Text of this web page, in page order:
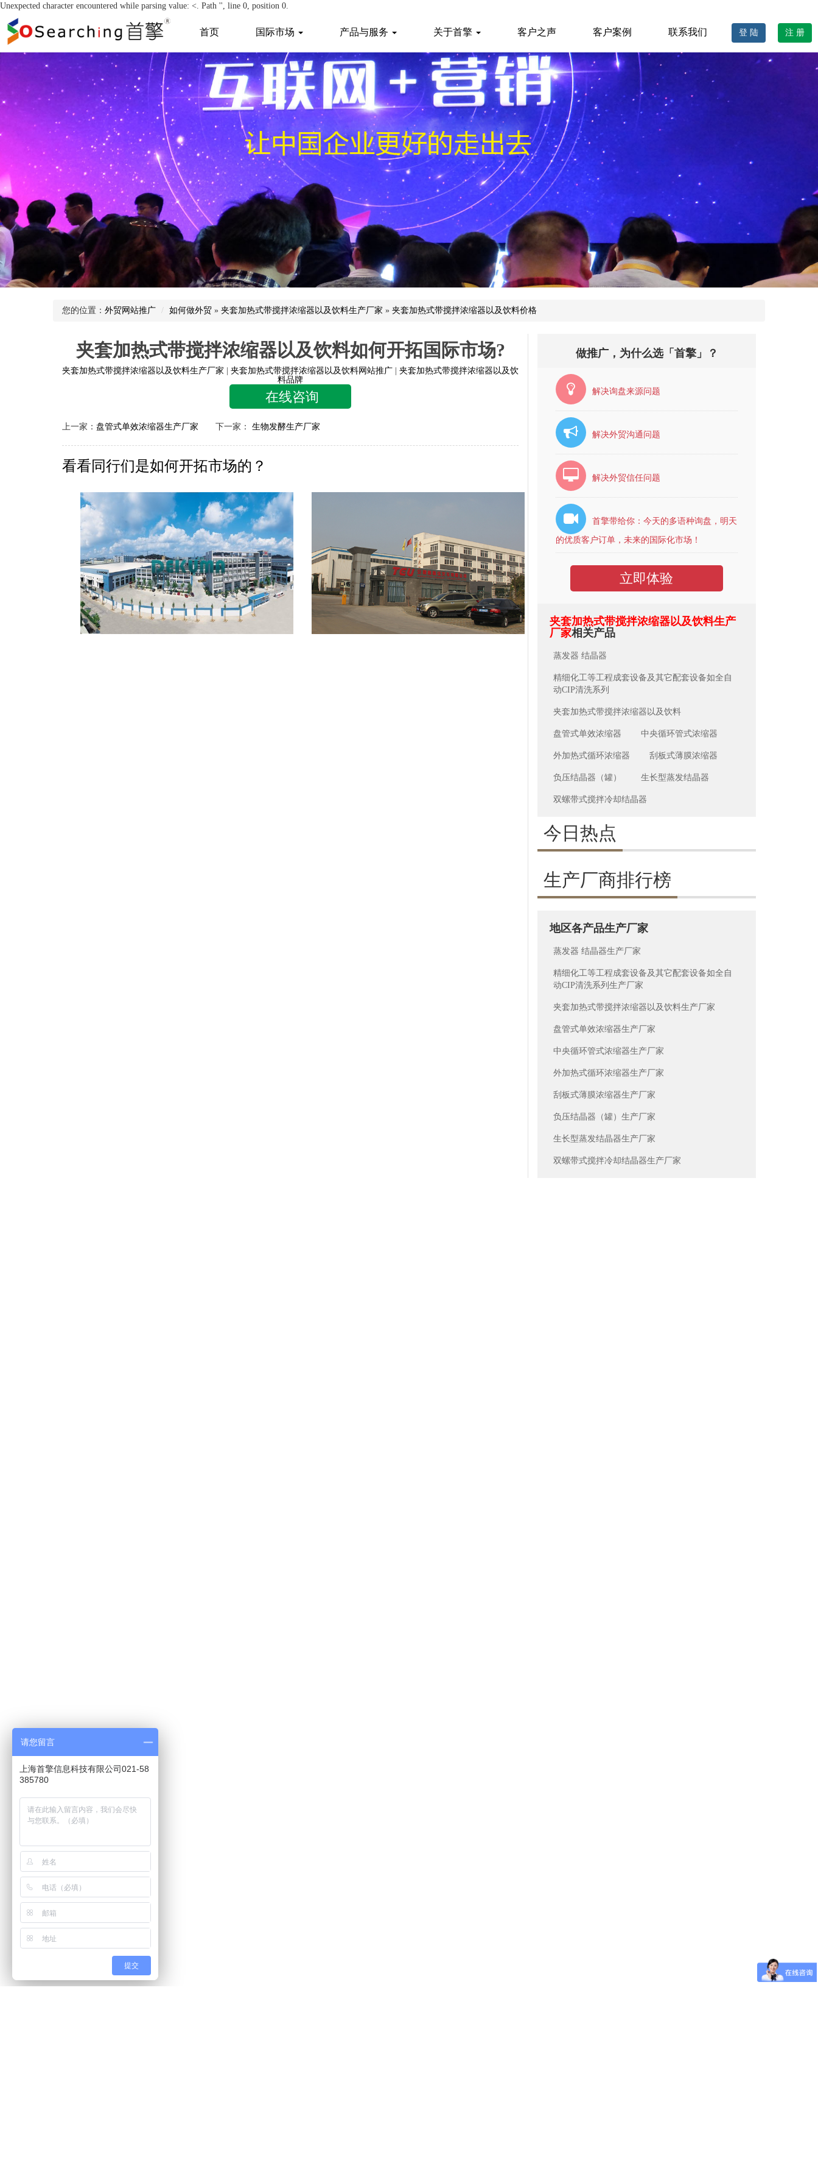
Unexpected character encountered while parsing value: <. Path '', line 0, position 0.
首页 国际市场 产品与服务 关于首擎 客户之声 客户案例 联系我们 登 陆 注 册
您的位置： 外贸网站推广 如何做外贸 » 夹套加热式带搅拌浓缩器以及饮料生产厂家 » 夹套加热式带搅拌浓缩器以及饮料价格
夹套加热式带搅拌浓缩器以及饮料如何开拓国际市场?
夹套加热式带搅拌浓缩器以及饮料生产厂家 | 夹套加热式带搅拌浓缩器以及饮料网站推广 | 夹套加热式带搅拌浓缩器以及饮
料品牌
在线咨询
上一家： 盘管式单效浓缩器生产厂家 下一家： 生物发酵生产厂家
看看同行们是如何开拓市场的？
做推广，为什么选「首擎」？
解决询盘来源问题
解决外贸沟通问题
解决外贸信任问题
首擎带给你：今天的多语种询盘，明天
的优质客户订单，未来的国际化市场！
立即体验
夹套加热式带搅拌浓缩器以及饮料生产
厂家相关产品
蒸发器 结晶器
精细化工等工程成套设备及其它配套设备如全自
动CIP清洗系列
夹套加热式带搅拌浓缩器以及饮料
盘管式单效浓缩器 中央循环管式浓缩器
外加热式循环浓缩器 刮板式薄膜浓缩器
负压结晶器（罐） 生长型蒸发结晶器
双螺带式搅拌冷却结晶器
今日热点
生产厂商排行榜
地区各产品生产厂家
蒸发器 结晶器生产厂家
精细化工等工程成套设备及其它配套设备如全自
动CIP清洗系列生产厂家
夹套加热式带搅拌浓缩器以及饮料生产厂家
盘管式单效浓缩器生产厂家
中央循环管式浓缩器生产厂家
外加热式循环浓缩器生产厂家
刮板式薄膜浓缩器生产厂家
负压结晶器（罐）生产厂家
生长型蒸发结晶器生产厂家
双螺带式搅拌冷却结晶器生产厂家
请您留言
上海首擎信息科技有限公司021-58
385780
提交